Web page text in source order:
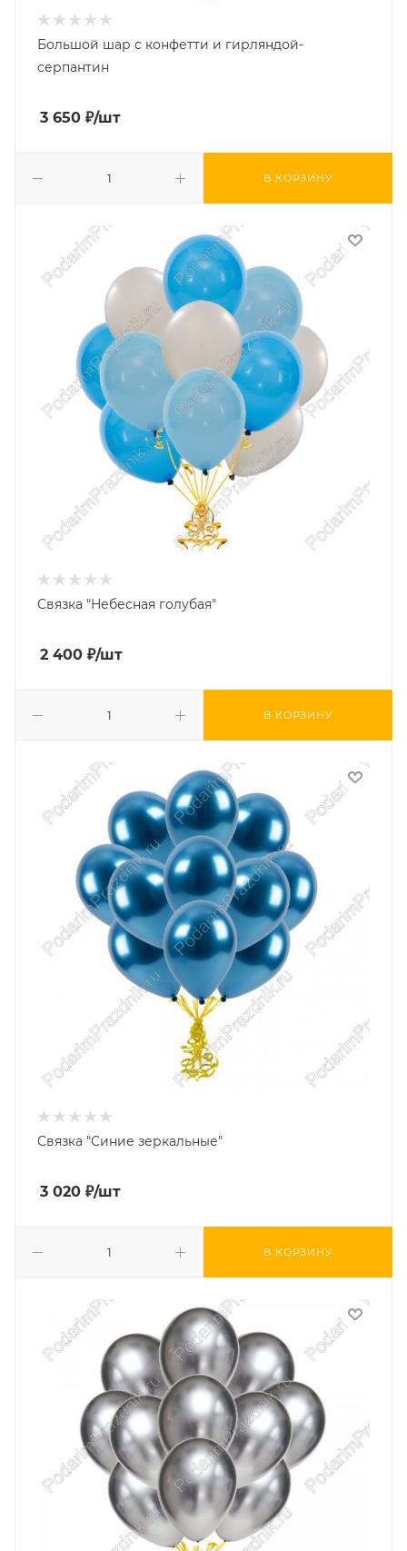
Большой шар с конфетти и гирляндой-
серпантин
3 650 ₽/шт
В КОРЗИНУ
Связка "Небесная голубая"
2 400 ₽/шт
В КОРЗИНУ
Связка "Синие зеркальные"
3 020 ₽/шт
В КОРЗИНУ